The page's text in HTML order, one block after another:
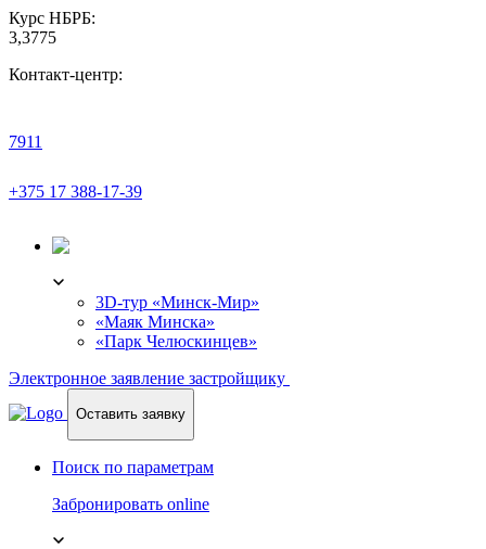
Курс НБРБ:
3,3775
Контакт-центр:
7911
+375 17 388-17-39
3D-тур «Минск-Мир»
«Маяк Минска»
«Парк Челюскинцев»
Электронное заявление застройщику
Оставить заявку
Поиск по параметрам
Забронировать online